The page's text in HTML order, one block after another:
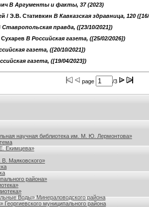
B Аргументы и факты, 37 (2023)
/ Э.В. Стативкин B Кавказская здравница, 120
Ставропольская правда, ([23/10/2021])
B Российская газета, ([25/02/2026])
газета, ([20/10/2021])
газета, ([19/04/2023])
page /3
научная библиотека им. М. Ю. Лермонтова»
Екимцева»
В. Маяковского»
района»
Воды» Минераловодского района
муниципального района